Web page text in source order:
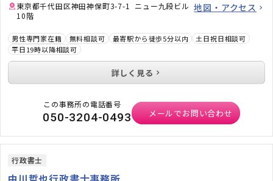
東京都千代田区神田神保町3-7-1 ニュー九段ビル
10階
地図・アクセス
男性専門家在籍 無料相談可 最寄駅から徒歩5分以内
土日祝日相談可
平日19時以降相談可
詳しく見る
この事務所の電話番号
050-3204-0493 メールでお問い合わせ
行政書士